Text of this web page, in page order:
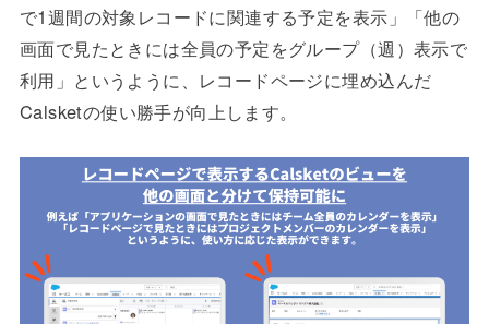
で1週間の対象レコードに関連する予定を表示」「他の
画面で見たときには全員の予定をグループ（週）表示で
利用」というように、レコードページに埋め込んだ
Calsketの使い勝手が向上します。